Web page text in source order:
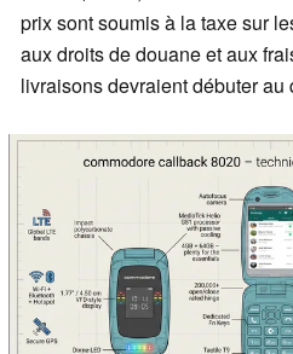
prix sont soumis à la taxe sur
aux droits de douane et aux
livraisons devraient débuter au